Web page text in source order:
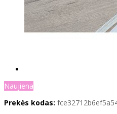
Naujiena
Prekės kodas: